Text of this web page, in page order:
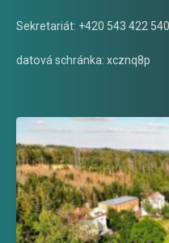
Sekretariát: +420 543 422
datová schránka: xcznq8p